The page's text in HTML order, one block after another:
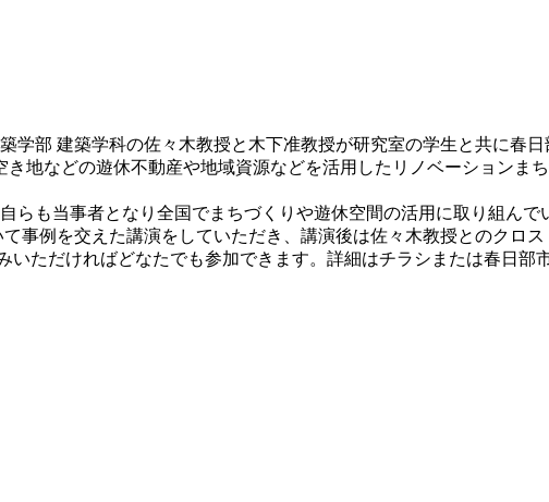
部 建築学科の佐々木教授と木下准教授が研究室の学生と共に春
地などの遊休不動産や地域資源などを活用したリノベーションま
も当事者となり全国でまちづくりや遊休空間の活用に取り組んで
事例を交えた講演をしていただき、講演後は佐々木教授とのクロス
ただければどなたでも参加できます。詳細はチラシまたは春日部